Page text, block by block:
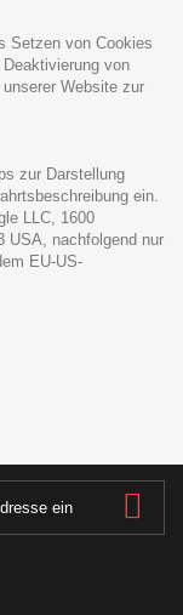
Setzen von Cookies
von
Website zur
zur Darstellung
ein.
LLC, 1600
USA, nachfolgend nur
EU-US-